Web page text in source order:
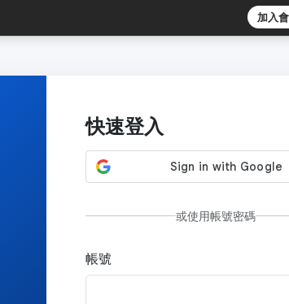
加入
快速登入
或使用帳號密碼
帳號